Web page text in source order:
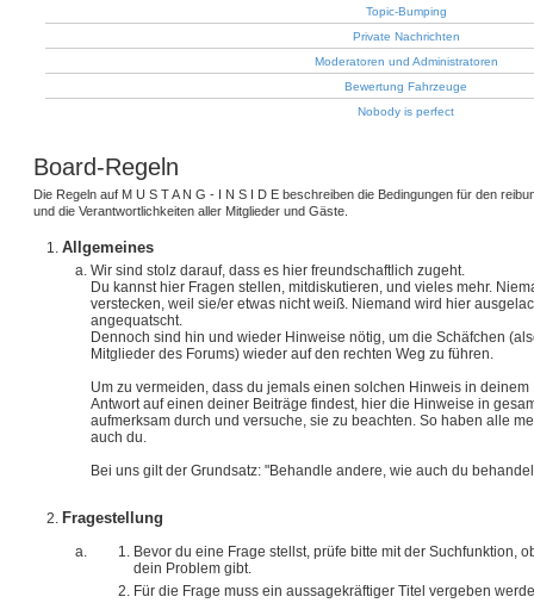
Topic-Bumping
Private Nachrichten
Moderatoren und Administratoren
Bewertung Fahrzeuge
Nobody is perfect
Board-Regeln
Die Regeln auf M U S T A N G - I N S I D E beschreiben die Bedingungen für den
und die Verantwortlichkeiten aller Mitglieder und Gäste.
Allgemeines
Wir sind stolz darauf, dass es hier freundschaftlich zugeht.
Du kannst hier Fragen stellen, mitdiskutieren, und vieles mehr.
verstecken, weil sie/er etwas nicht weiß. Niemand wird hier
angequatscht.
Dennoch sind hin und wieder Hinweise nötig, um die Schäfchen
Mitglieder des Forums) wieder auf den rechten Weg zu führen.
Um zu vermeiden, dass du jemals einen solchen Hinweis in
Antwort auf einen deiner Beiträge findest, hier die Hinweise in
aufmerksam durch und versuche, sie zu beachten. So haben alle
auch du.
Bei uns gilt der Grundsatz: "Behandle andere, wie auch du
Fragestellung
Bevor du eine Frage stellst, prüfe bitte mit der Suchfunktion,
dein Problem gibt.
Für die Frage muss ein aussagekräftiger Titel vergeben